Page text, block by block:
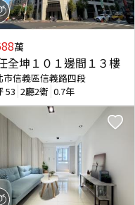
萬
全坤１０１邊間１３樓
市信義區信義路四段
53 2廳2衛 0.7年